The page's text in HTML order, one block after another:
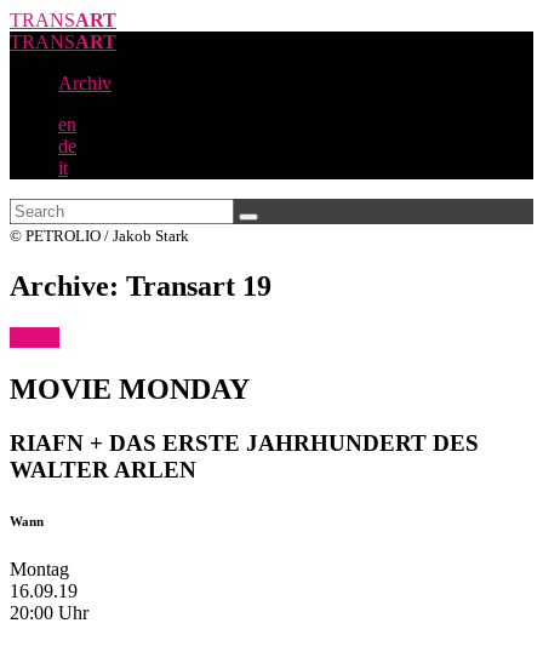
TRANSART
TRANSART
Archiv
en
de
it
© PETROLIO / Jakob Stark
Archive: Transart 19
MOVIE MONDAY
RIAFN + DAS ERSTE JAHRHUNDERT DES
WALTER ARLEN
Wann
Montag
16.09.19
20:00 Uhr